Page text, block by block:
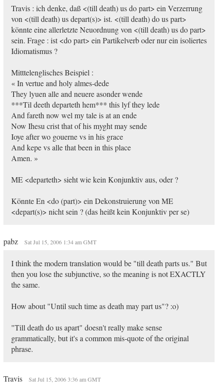
Travis : ich denke, daß <(till death) us do part> ein Verzerrung
von <(till death) us depart(s)> ist. <(till death) do us part>
könnte eine allerletzte Neuordnung von <(till death) us do part>
sein. Frage : ist <do part> ein Partikelverb oder nur ein isoliertes
Idiomatismus ?
Mitttelenglisches Beispiel :
« In vertue and holy almes-dede
They lyuen alle and neuere asonder wende
***Til deeth departeth hem*** this lyf they lede
And fareth now wel my tale is at an ende
Now Ihesu crist that of his myght may sende
Ioye after wo gouerne vs in his grace
And kepe vs alle that been in this place
Amen. »
ME <departeth> sieht wie kein Konjunktiv aus, oder ?
Könnte En <do (part)> ein Dekonstruierung von ME
<depart(s)> nicht sein ? (das heißt kein Konjunktiv per se)
pabz Sat Jul 15, 2006 1:34 am GMT
I think the modern translation would be "till death parts us." But
then you lose the subjunctive, so the meaning is not EXACTLY
the same.
How about "Until such time as death may part us"? :o)
"Till death do us apart" doesn't really make sense
grammatically, but it's a common mis-quote of the original
phrase.
Travis Sat Jul 15, 2006 3:36 am GMT